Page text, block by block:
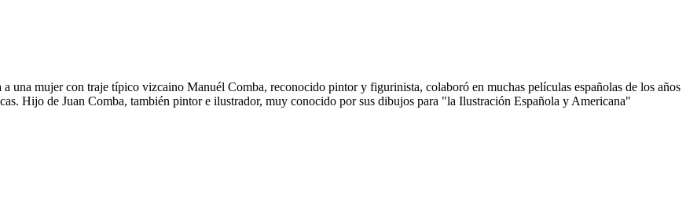
una mujer con traje típico vizcaino Manuél Comba, reconocido pintor y figurinista, colaboró en muchas películas españolas de los años
Hijo de Juan Comba, también pintor e ilustrador, muy conocido por sus dibujos para "la Ilustración Española y Americana"